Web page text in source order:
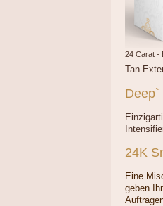
24 Carat -
Tan-
Deep`
24K
Eine
geben